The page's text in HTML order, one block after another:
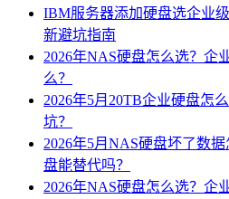
IBM服务器添加硬盘选企业
新避坑指南
2026年NAS硬盘怎么选？企
么？
2026年5月20TB企业硬盘怎
坑？
2026年5月NAS硬盘坏了数
盘能替代吗？
2026年NAS硬盘怎么选？企